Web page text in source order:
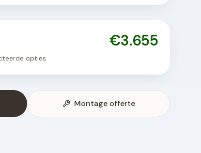
€3.655
opties
Montage offerte